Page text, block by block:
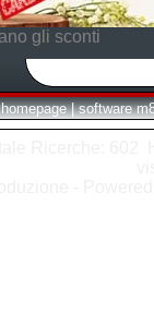
gli sconti
homepage | software